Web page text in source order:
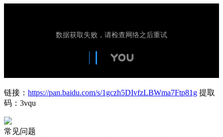
链接： https://pan.baidu.com/s/1gczh5DIvfzLBWma7Ftp81g 提取
码：3vqu
常见问题